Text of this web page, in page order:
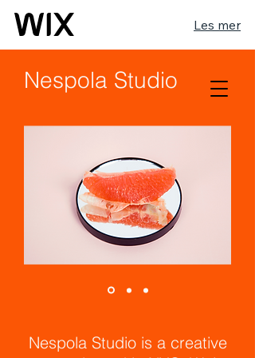
Les mer